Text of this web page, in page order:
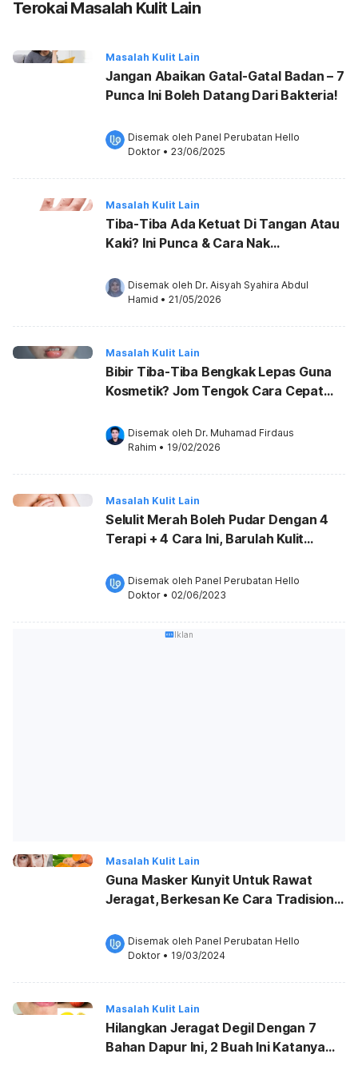
Terokai Masalah Kulit Lain
Masalah Kulit Lain
Jangan Abaikan Gatal-Gatal Badan – 7
Punca Ini Boleh Datang Dari Bakteria!
Disemak oleh Panel Perubatan Hello
Doktor • 23/06/2025
Masalah Kulit Lain
Tiba-Tiba Ada Ketuat Di Tangan Atau
Kaki? Ini Punca & Cara Nak
Disemak oleh Dr. Aisyah Syahira Abdul
Hamid • 21/05/2026
Masalah Kulit Lain
Bibir Tiba-Tiba Bengkak Lepas Guna
Kosmetik? Jom Tengok Cara Cepat
Disemak oleh Dr. Muhamad Firdaus
Rahim • 19/02/2026
Masalah Kulit Lain
Selulit Merah Boleh Pudar Dengan 4
Terapi + 4 Cara Ini, Barulah Kulit
Disemak oleh Panel Perubatan Hello
Doktor • 02/06/2023
Iklan
Masalah Kulit Lain
Guna Masker Kunyit Untuk Rawat
Jeragat, Berkesan Ke Cara Tradisional
Disemak oleh Panel Perubatan Hello
Doktor • 19/03/2024
Masalah Kulit Lain
Hilangkan Jeragat Degil Dengan 7
Bahan Dapur Ini, 2 Buah Ini Katanya